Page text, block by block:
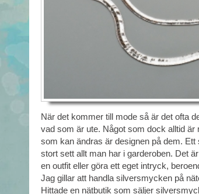
När det kommer till mode så är det ofta
vad som är ute. Något som dock alltid
som kan ändras är designen på dem.
stort sett allt man har i garderoben. Det
en outfit eller göra ett eget intryck,
Jag gillar att handla silversmycken på
Hittade en nätbutik som säljer